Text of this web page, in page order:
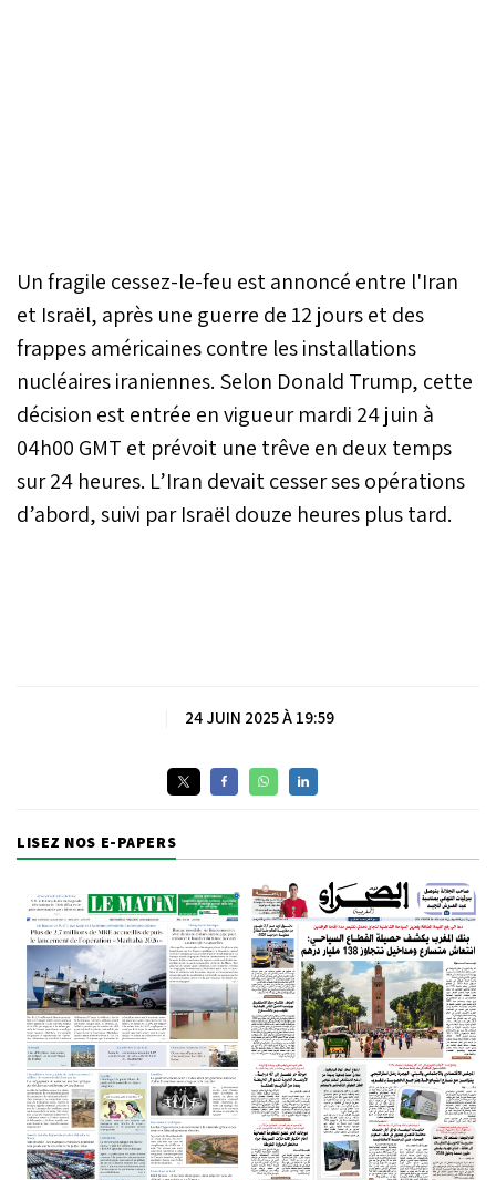
Un fragile cessez-le-feu est annoncé entre l'Iran
et Israël, après une guerre de 12 jours et des
frappes américaines contre les installations
nucléaires iraniennes. Selon Donald Trump, cette
décision est entrée en vigueur mardi 24 juin à
04h00 GMT et prévoit une trêve en deux temps
sur 24 heures. L’Iran devait cesser ses opérations
d’abord, suivi par Israël douze heures plus tard.
24 JUIN 2025 À 19:59
LISEZ NOS E-PAPERS